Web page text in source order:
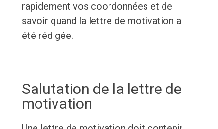
rapidement vos coordonnées et de
savoir quand la lettre de motivation a
été rédigée.
Salutation de la lettre de
motivation